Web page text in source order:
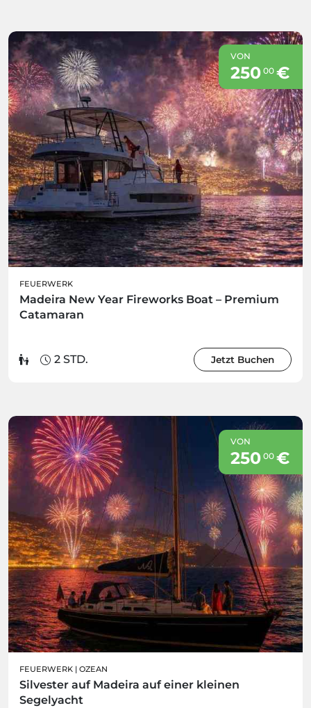
VON
250 00€
FEUERWERK
Madeira New Year Fireworks Boat – Premium
Catamaran
2 STD. Jetzt Buchen
VON
250 00€
FEUERWERK | OZEAN
Silvester auf Madeira auf einer kleinen
Segelyacht